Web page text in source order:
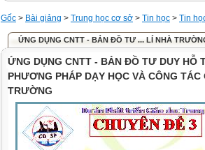
Gốc > Bài giảng > Trung học cơ sở > Tin học > Tin
ỨNG DỤNG CNTT - BẢN ĐỒ TƯ ... LÍ NHÀ
ỨNG DỤNG CNTT - BẢN ĐỒ TƯ DUY HỖ
PHƯƠNG PHÁP DẠY HỌC VÀ CÔNG TÁC
TRƯỜNG